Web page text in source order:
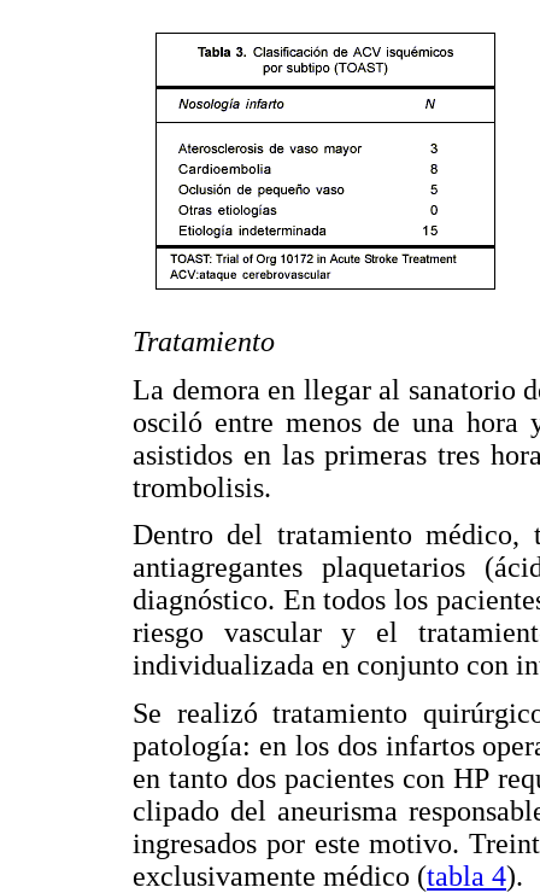
Tratamiento
La demora en llegar al sanatorio
osciló entre menos de una hora
asistidos en las primeras tres
trombolisis.
Dentro del tratamiento médico,
antiagregantes plaquetarios
diagnóstico. En todos los
riesgo vascular y el
individualizada en conjunto con
Se realizó tratamiento
patología: en los dos infartos
en tanto dos pacientes con HP
clipado del aneurisma
ingresados por este motivo.
exclusivamente médico (tabla 4).